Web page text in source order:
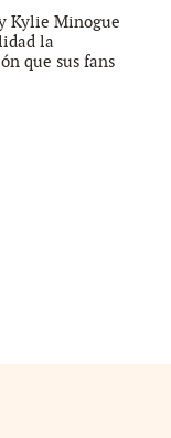
Kylie Minogue
la
que sus fans